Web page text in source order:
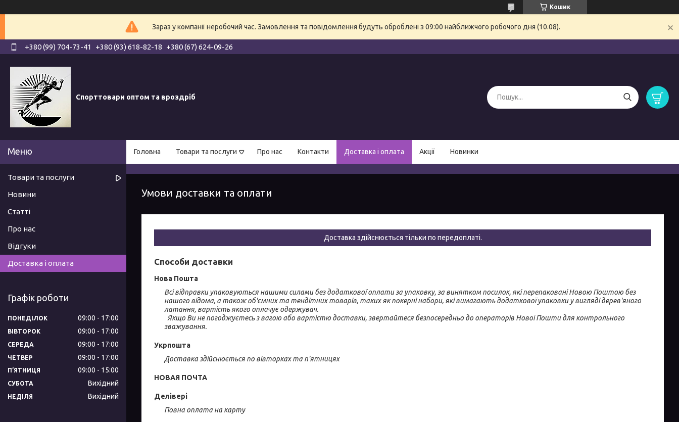
Кошик
Зараз у компанії неробочий час. Замовлення та повідомлення будуть оброблені з 09:00 найближчого робочого дня (10.08).
+380 (99) 704-73-41 +380 (93) 618-82-18 +380 (67) 624-09-26
Спорттовари оптом та вроздріб
Головна Товари та послуги Про нас Контакти Доставка і оплата Акції Новинки
Умови доставки та оплати
Доставка здійснюється тільки по передоплаті.
Способи доставки
Нова Пошта
Всі відправки упаковуються нашими силами без додаткової оплати за упаковку, за винятком посилок, які перепаковані Новою Поштою без
нашого відома, а також об'ємних та тендітних товарів, таких як покерні набори, які вимагають додаткової упаковки у вигляді дерев'яного
латання, вартість якого оплачує одержувач.
зважування.
Укрпошта
Доставка здійснюється по вівторках та п'ятницях
НОВАЯ ПОЧТА
Делівері
Повна оплата на карту
Товари та послуги
Новини
Статті
Про нас
Відгуки
Доставка і оплата
Графік роботи
ПОНЕДІЛОК 09:00 17:00
ВІВТОРОК 09:00 17:00
СЕРЕДА 09:00 17:00
ЧЕТВЕР 09:00 17:00
ПʼЯТНИЦЯ 09:00 15:00
СУБОТА Вихідний
НЕДІЛЯ Вихідний